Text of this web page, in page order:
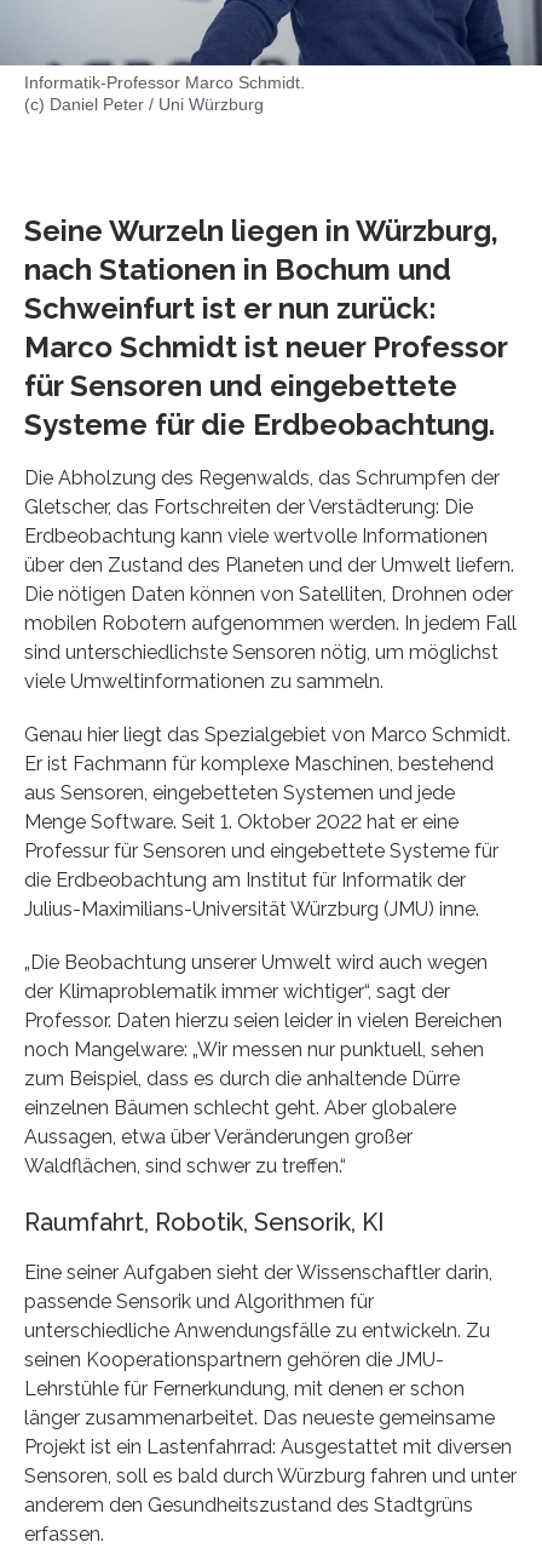
Informatik-Professor Marco Schmidt.
(c) Daniel Peter / Uni Würzburg
Seine Wurzeln liegen in Würzburg,
nach Stationen in Bochum und
Schweinfurt ist er nun zurück:
Marco Schmidt ist neuer Professor
für Sensoren und eingebettete
Systeme für die Erdbeobachtung.
Die Abholzung des Regenwalds, das Schrumpfen der
Gletscher, das Fortschreiten der Verstädterung: Die
Erdbeobachtung kann viele wertvolle Informationen
über den Zustand des Planeten und der Umwelt liefern.
Die nötigen Daten können von Satelliten, Drohnen oder
mobilen Robotern aufgenommen werden. In jedem Fall
sind unterschiedlichste Sensoren nötig, um möglichst
viele Umweltinformationen zu sammeln.
Genau hier liegt das Spezialgebiet von Marco Schmidt.
Er ist Fachmann für komplexe Maschinen, bestehend
aus Sensoren, eingebetteten Systemen und jede
Menge Software. Seit 1. Oktober 2022 hat er eine
Professur für Sensoren und eingebettete Systeme für
die Erdbeobachtung am Institut für Informatik der
Julius-Maximilians-Universität Würzburg (JMU) inne.
„Die Beobachtung unserer Umwelt wird auch wegen
der Klimaproblematik immer wichtiger“, sagt der
Professor. Daten hierzu seien leider in vielen Bereichen
noch Mangelware: „Wir messen nur punktuell, sehen
zum Beispiel, dass es durch die anhaltende Dürre
einzelnen Bäumen schlecht geht. Aber globalere
Aussagen, etwa über Veränderungen großer
Waldflächen, sind schwer zu treffen.“
Raumfahrt, Robotik, Sensorik, KI
Eine seiner Aufgaben sieht der Wissenschaftler darin,
passende Sensorik und Algorithmen für
unterschiedliche Anwendungsfälle zu entwickeln. Zu
seinen Kooperationspartnern gehören die JMU-
Lehrstühle für Fernerkundung, mit denen er schon
länger zusammenarbeitet. Das neueste gemeinsame
Projekt ist ein Lastenfahrrad: Ausgestattet mit diversen
Sensoren, soll es bald durch Würzburg fahren und unter
anderem den Gesundheitszustand des Stadtgrüns
erfassen.